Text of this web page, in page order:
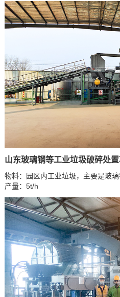
山东玻璃钢等工业垃圾破碎处置
物料：园区内工业垃圾，主要是玻璃
产量：5t/h